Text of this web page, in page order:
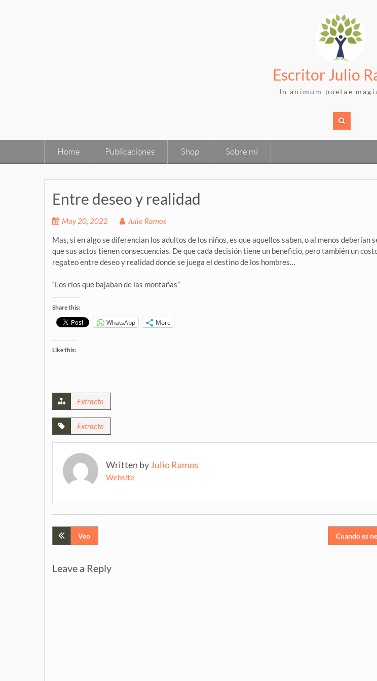
Escritor Julio
In animum poetae
Home Publicaciones Shop Sobre mí
Entre deseo y realidad
May 20, 2022 Julio Ramos
Mas, si en algo se diferencian los adultos de los niños, es que aquellos saben, o al menos deberían
que sus actos tienen consecuencias. De que cada decisión tiene un beneficio, pero también un
regateo entre deseo y realidad donde se juega el destino de los hombres…
“Los ríos que bajaban de las montañas”
Share this:
WhatsApp More
Like this:
Extracto
Extracto
Written byJulio Ramos
Website
PostVeo Cuando es
Leave a Reply